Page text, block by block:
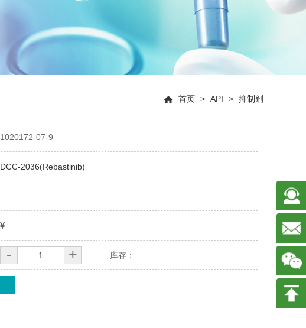
首页 > API > 抑制剂
1020172-07-9
DCC-2036(Rebastinib)
- + 库存：